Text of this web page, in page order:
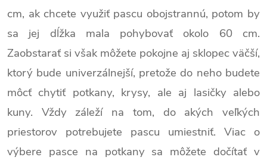
cm, ak chcete využiť pascu obojstrannú, potom by
sa jej dĺžka mala pohybovať okolo 60 cm.
Zaobstarať si však môžete pokojne aj sklopec väčší,
ktorý bude univerzálnejší, pretože do neho budete
môcť chytiť potkany, krysy, ale aj lasičky alebo
kuny. Vždy záleží na tom, do akých veľkých
priestorov potrebujete pascu umiestniť. Viac o
výbere pasce na potkany sa môžete dočítať v